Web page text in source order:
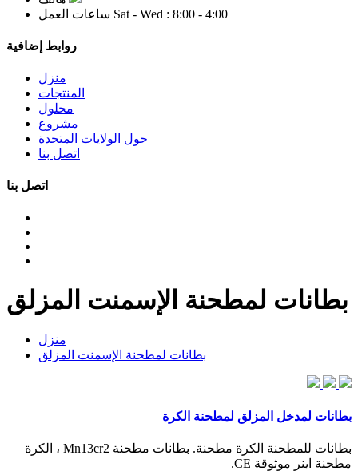
ساعات العمل Sat - Wed : 8:00 - 4:00
روابط إضافية
منزل
المنتجات
محلول
مشروع
حول الولايات المتحدة
اتصل بنا
اتصل بنا
بطانات لمطحنة الإسمنت المزلق
منزل
بطانات لمطحنة الإسمنت المزلق
بطانات لمدخل المزلق لمطحنة الكرة
بطانات للمطحنة الكرة مطحنة. بطانات مطحنة Mn13cr2 ، الكرة
مطحنة اينر موثوقة CE.